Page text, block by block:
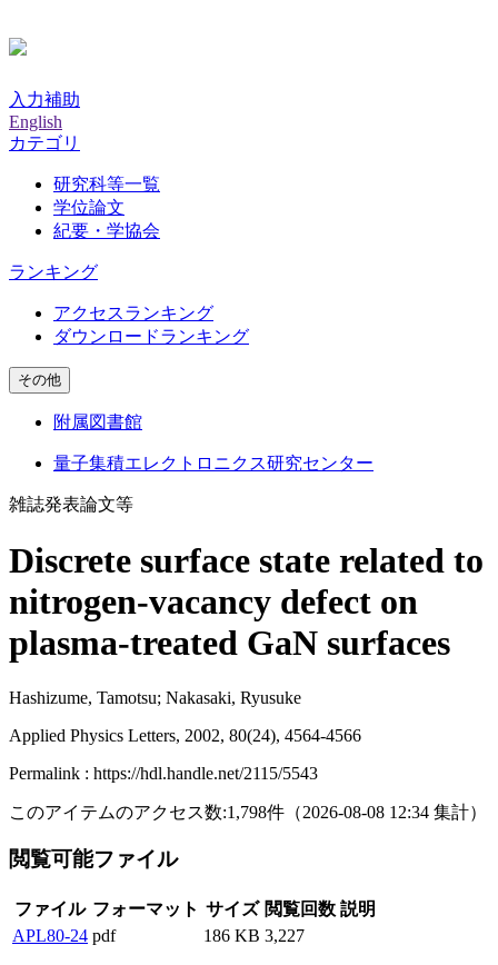
入力補助
English
カテゴリ
研究科等一覧
学位論文
紀要・学協会
ランキング
アクセスランキング
ダウンロードランキング
その他
附属図書館
量子集積エレクトロニクス研究センター
雑誌発表論文等
Discrete surface state related to
nitrogen-vacancy defect on
plasma-treated GaN surfaces
Hashizume, Tamotsu; Nakasaki, Ryusuke
Applied Physics Letters, 2002, 80(24), 4564-4566
Permalink : https://hdl.handle.net/2115/5543
このアイテムのアクセス数:1,798件 （2026-08-08 12:34 集計）
閲覧可能ファイル
ファイル フォーマット サイズ 閲覧回数 説明
APL80-24 pdf 186 KB 3,227